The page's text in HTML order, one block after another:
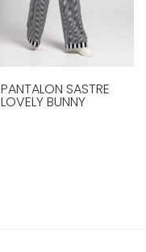
PANTALON SASTRE
LOVELY BUNNY